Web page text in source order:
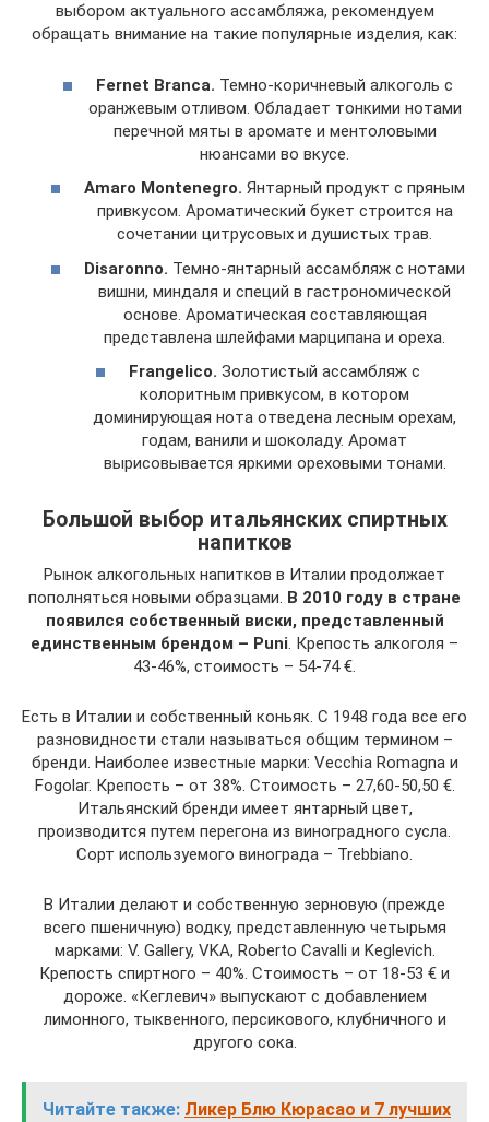
выбором актуального ассамбляжа, рекомендуем
обращать внимание на такие популярные изделия, как:
Fernet Branca. Темно-коричневый алкоголь с
оранжевым отливом. Обладает тонкими нотами
перечной мяты в аромате и ментоловыми
нюансами во вкусе.
Amaro Montenegro. Янтарный продукт с пряным
привкусом. Ароматический букет строится на
сочетании цитрусовых и душистых трав.
Disaronno. Темно-янтарный ассамбляж с нотами
вишни, миндаля и специй в гастрономической
основе. Ароматическая составляющая
представлена шлейфами марципана и ореха.
Frangelico. Золотистый ассамбляж с
колоритным привкусом, в котором
доминирующая нота отведена лесным орехам,
годам, ванили и шоколаду. Аромат
вырисовывается яркими ореховыми тонами.
Большой выбор итальянских спиртных
напитков
Рынок алкогольных напитков в Италии продолжает
пополняться новыми образцами. В 2010 году в стране
появился собственный виски, представленный
единственным брендом – Puni. Крепость алкоголя –
43-46%, стоимость – 54-74 €.
Есть в Италии и собственный коньяк. С 1948 года все его
разновидности стали называться общим термином –
бренди. Наиболее известные марки: Vecchia Romagna и
Fogolar. Крепость – от 38%. Стоимость – 27,60-50,50 €.
Итальянский бренди имеет янтарный цвет,
производится путем перегона из виноградного сусла.
Сорт используемого винограда – Trebbiano.
В Италии делают и собственную зерновую (прежде
всего пшеничную) водку, представленную четырьмя
марками: V. Gallery, VKA, Roberto Cavalli и Keglevich.
Крепость спиртного – 40%. Стоимость – от 18-53 € и
дороже. «Кеглевич» выпускают с добавлением
лимонного, тыквенного, персикового, клубничного и
другого сока.
Читайте также: Ликер Блю Кюрасао и 7 лучших